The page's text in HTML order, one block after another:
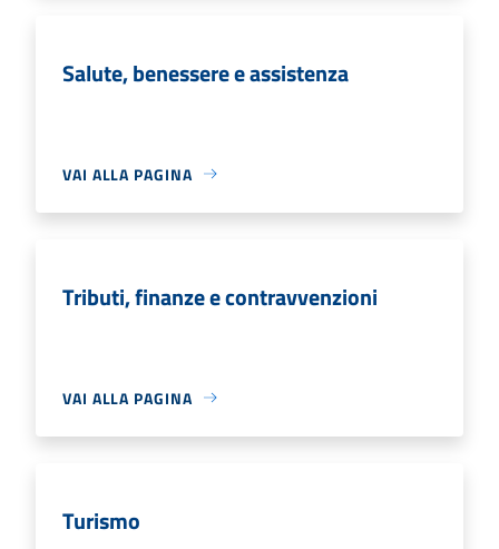
Salute, benessere e assistenza
VAI ALLA PAGINA
Tributi, finanze e contravvenzioni
VAI ALLA PAGINA
Turismo